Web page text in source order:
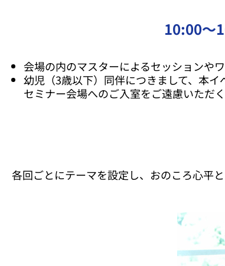
10:00～
会場の内のマスターによるセッションや
幼児（3歳以下）同伴につきまして、本イ
セミナー会場へのご入室をご遠慮いただ
各回ごとにテーマを設定し、おのころ心平